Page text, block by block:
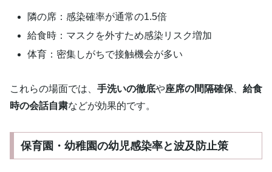
隣の席：感染確率が通常の1.5倍
給食時：マスクを外すため感染リスク増加
体育：密集しがちで接触機会が多い
これらの場面では、 手洗いの徹底や座席の間隔確保
給食
時の会話自粛などが効果的です。
保育園・幼稚園の幼児感染率と波及防止策